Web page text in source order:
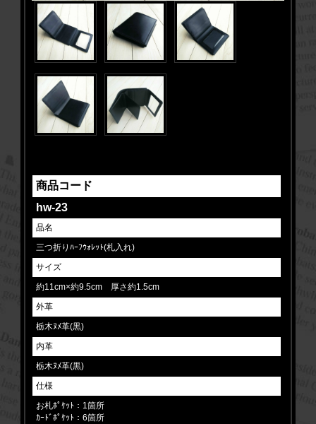
商品コード
hw-23
品名
三つ折りﾊｰﾌｳｫﾚｯﾄ(札入れ)
サイズ
約11cm×約9.5cm 厚さ約1.5cm
外革
栃木ﾇﾒ革(黒)
内革
栃木ﾇﾒ革(黒)
仕様
お札ﾎﾟｹｯﾄ：1箇所
ｶｰﾄﾞﾎﾟｹｯﾄ：6箇所